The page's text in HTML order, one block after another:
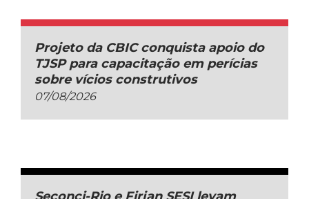
Projeto da CBIC conquista apoio do
TJSP para capacitação em perícias
sobre vícios construtivos
07/08/2026
Seconci-Rio e Firjan SESI levam